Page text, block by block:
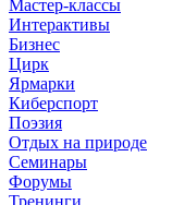
Мастер-классы
Интерактивы
Бизнес
Цирк
Ярмарки
Киберспорт
Поэзия
Отдых на природе
Семинары
Форумы
Тренинги